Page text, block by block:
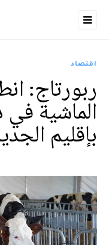
اقتصاد
ربورتاج:
الماشية في
بإقليم